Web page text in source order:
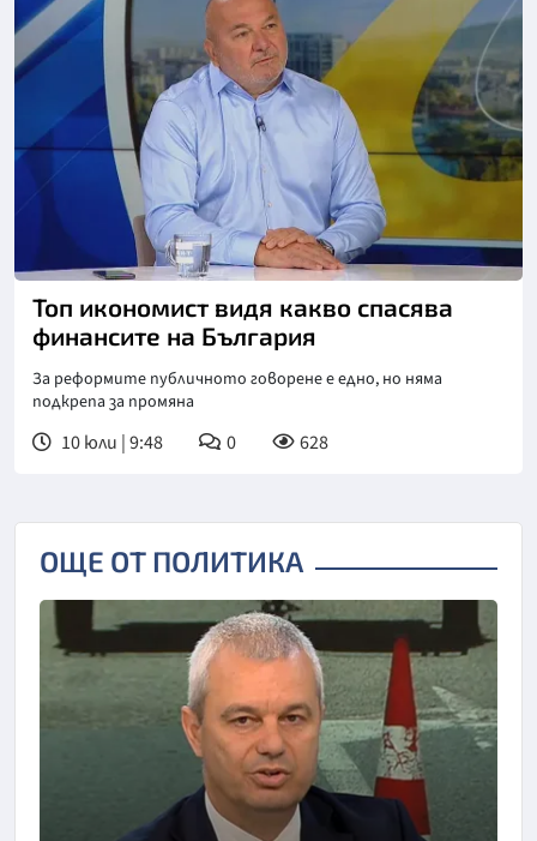
Снимка: БНТ
Топ икономист видя какво спасява
финансите на България
За реформите публичното говорене е едно, но няма
подкрепа за промяна
10 юли | 9:48 0 628
ОЩЕ ОТ ПОЛИТИКА